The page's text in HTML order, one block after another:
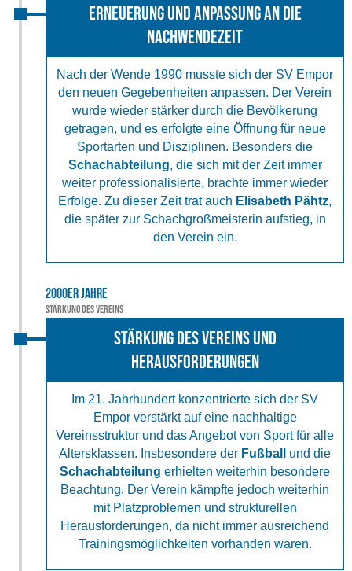
Erneuerung und Anpassung an die
Nachwendezeit
Nach der Wende 1990 musste sich der SV Empor
den neuen Gegebenheiten anpassen. Der Verein
wurde wieder stärker durch die Bevölkerung
getragen, und es erfolgte eine Öffnung für neue
Sportarten und Disziplinen. Besonders die
Schachabteilung, die sich mit der Zeit immer
weiter professionalisierte, brachte immer wieder
Erfolge. Zu dieser Zeit trat auch Elisabeth Pähtz,
die später zur Schachgroßmeisterin aufstieg, in
den Verein ein.
2000er Jahre
Stärkung des Vereins
Stärkung des Vereins und
Herausforderungen
Im 21. Jahrhundert konzentrierte sich der SV
Empor verstärkt auf eine nachhaltige
Vereinsstruktur und das Angebot von Sport für alle
Altersklassen. Insbesondere der Fußball
und die
Schachabteilung erhielten weiterhin besondere
Beachtung. Der Verein kämpfte jedoch weiterhin
mit Platzproblemen und strukturellen
Herausforderungen, da nicht immer ausreichend
Trainingsmöglichkeiten vorhanden waren.